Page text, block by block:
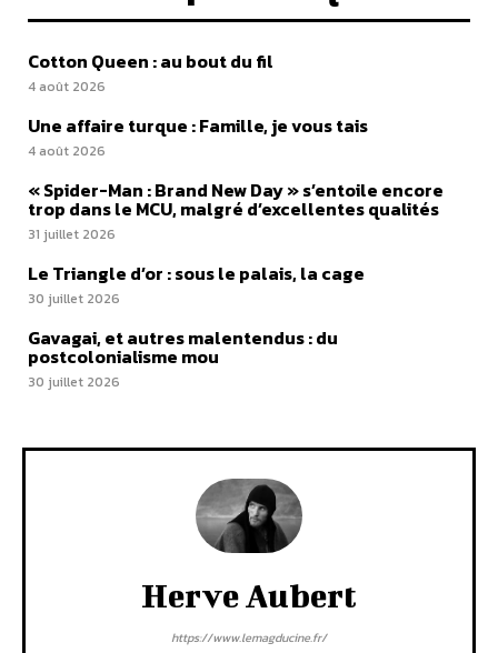
Cotton Queen : au bout du fil
4 août 2026
Une affaire turque : Famille, je vous tais
4 août 2026
« Spider-Man : Brand New Day » s’entoile encore
trop dans le MCU, malgré d’excellentes qualités
31 juillet 2026
Le Triangle d’or : sous le palais, la cage
30 juillet 2026
Gavagai, et autres malentendus : du
postcolonialisme mou
30 juillet 2026
Herve Aubert
https://www.lemagducine.fr/